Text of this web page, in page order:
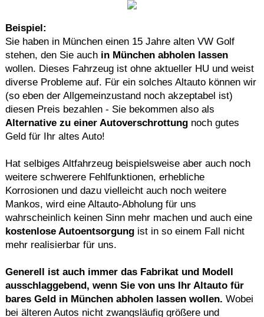
Beispiel:
Sie haben in München einen 15 Jahre alten VW Golf
stehen, den Sie auchin München abholen lassen
wollen. Dieses Fahrzeug ist ohne aktueller HU und weist
diverse Probleme auf. Für ein solches Altauto können wir
(so eben der Allgemeinzustand noch akzeptabel ist)
diesen Preis bezahlen - Sie bekommen also als
Alternative zu einer Autoverschrottungnoch gutes
Geld für Ihr altes Auto!
Hat selbiges Altfahrzeug beispielsweise aber auch noch
weitere schwerere Fehlfunktionen, erhebliche
Korrosionen und dazu vielleicht auch noch weitere
Mankos, wird eine Altauto-Abholung für uns
wahrscheinlich keinen Sinn mehr machen und auch eine
kostenlose Autoentsorgungist in so einem Fall nicht
mehr realisierbar für uns.
Generell ist auch immer das Fabrikat und Modell
ausschlaggebend, wenn Sie von uns Ihr Altauto für
bares Geld in München abholen lassen wollen. Wobei
bei älteren Autos nicht zwangsläufig größere und